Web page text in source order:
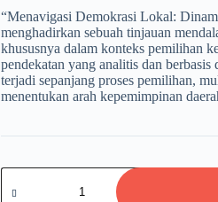
“Menavigasi Demokrasi Lokal:
menghadirkan sebuah tinjauan
khususnya dalam konteks pemilihan
pendekatan yang analitis dan
terjadi sepanjang proses pemilihan,
menentukan arah kepemimpinan
MENAVIGASI
DEMOKRASI